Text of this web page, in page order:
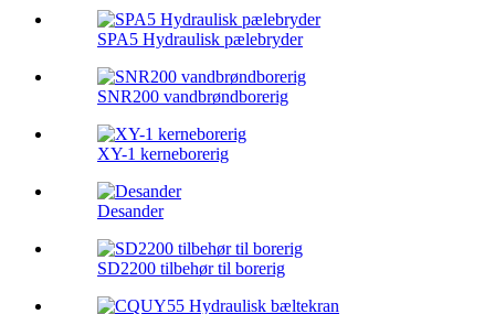
SPA5 Hydraulisk pælebryder
SNR200 vandbrøndborerig
XY-1 kerneborerig
Desander
SD2200 tilbehør til borerig